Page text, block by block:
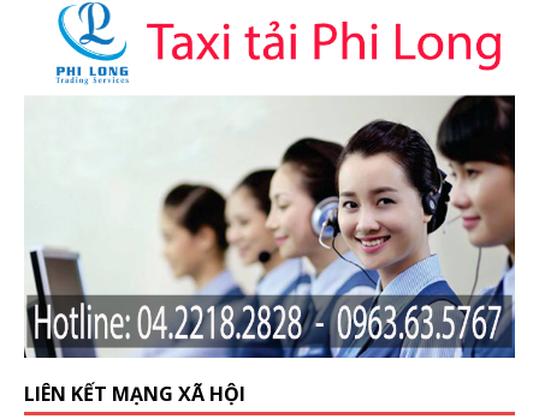
LIÊN KẾT MẠNG XÃ HỘI